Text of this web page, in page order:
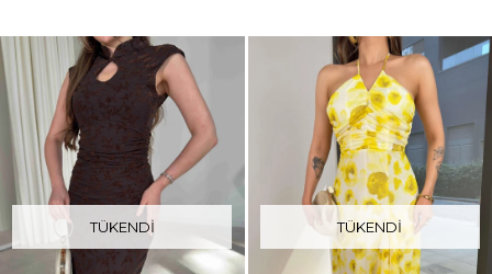
TÜKENDI TÜKENDI